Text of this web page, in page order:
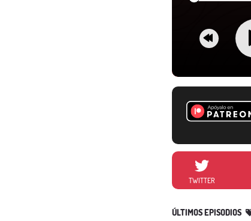
TWITTER
ÚLTIMOS EPISODIOS